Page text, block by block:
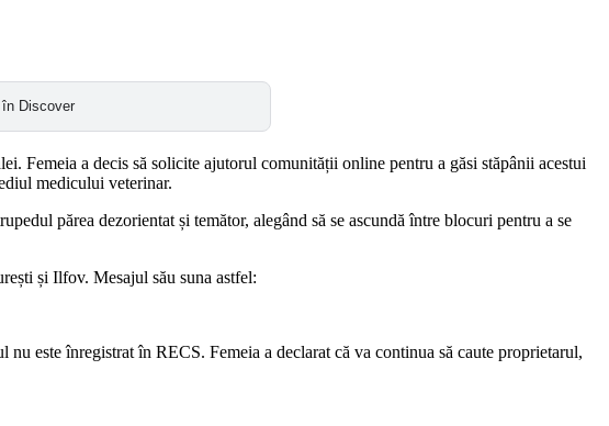
în Discover
Femeia a decis să solicite ajutorul comunității online pentru a găsi stăpânii acestui
medicului veterinar.
părea dezorientat și temător, alegând să se ascundă între blocuri pentru a se
și Ilfov. Mesajul său suna astfel:
este înregistrat în RECS. Femeia a declarat că va continua să caute proprietarul,